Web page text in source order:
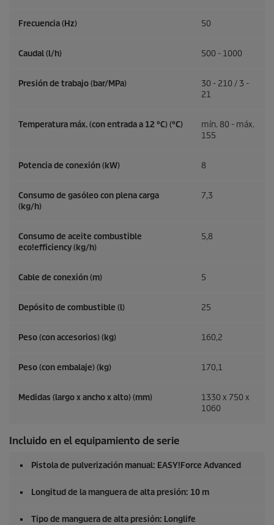
Frecuencia (Hz) 50
Caudal (l/h) 500 - 1000
Presión de trabajo (bar/MPa)
30 - 210 / 3 -
21
Temperatura máx. (con entrada a 12 °C) (°C)
mín. 80 - máx.
155
Potencia de conexión (kW) 8
Consumo de gasóleo con plena carga
(kg/h)
7,3
Consumo de aceite combustible
eco!efficiency(kg/h)
5,8
Cable de conexión (m) 5
Depósito de combustible (l) 25
Peso (con accesorios) (kg) 160,2
Peso (con embalaje) (kg) 170,1
Medidas (largo x ancho x alto) (mm)
1330 x 750 x
1060
Incluido en el equipamiento de serie
Pistola de pulverización manual: EASY!Force Advanced
Longitud de la manguera de alta presión: 10 m
Tipo de manguera de alta presión: Longlife